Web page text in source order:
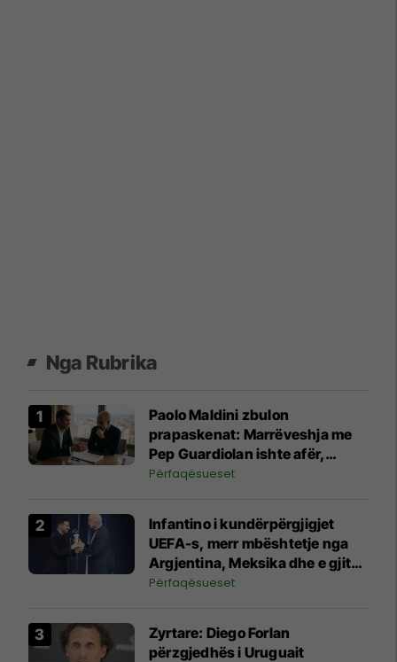
Nga Rubrika
Paolo Maldini zbulon
prapaskenat: Marrëveshja me
Pep Guardiolan ishte afër,
paratë nuk ishin problemi por
Përfaqësueset
Infantino i kundërpërgjigjet
UEFA-s, merr mbështetje nga
Argjentina, Meksika dhe e gjithë
Afrika
Përfaqësueset
Zyrtare: Diego Forlan
përzgjedhës i Uruguait